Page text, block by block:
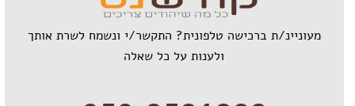
מעוניינ/ת ברכישה טלפונית? התקשר/י ונשמח לשרת אותך
ולענות על כל שאלה